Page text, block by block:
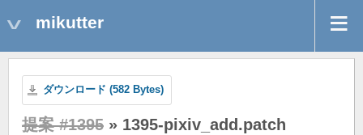
mikutter
ダウンロード (582 Bytes)
提案 #1395 » 1395-pixiv_add.patch